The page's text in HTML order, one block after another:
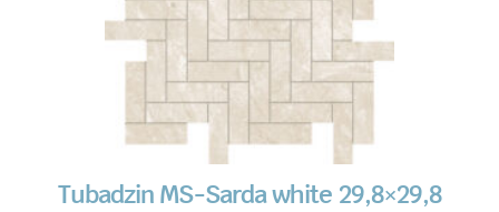
Tubadzin MS-Sarda white 29,8×29,8